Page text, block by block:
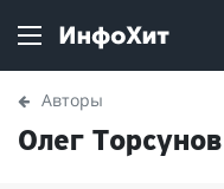
Авторы
Олег Торсунов